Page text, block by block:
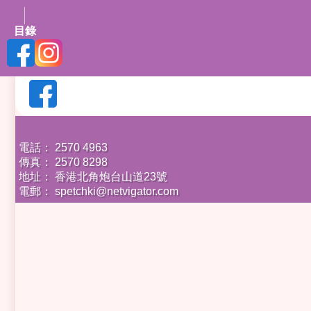
目錄
電話： 2570 4963
傳真： 2570 8298
地址： 香港北角炮台山道23號
電郵： spetchki@netvigator.com